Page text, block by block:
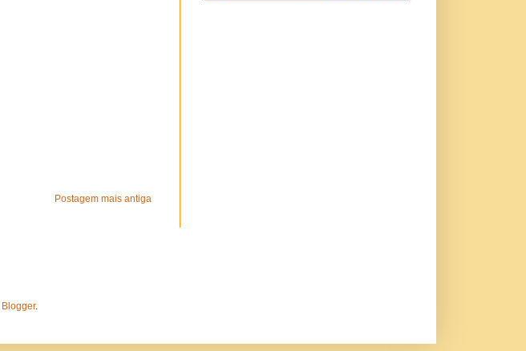
Postagem mais antiga
Blogger.